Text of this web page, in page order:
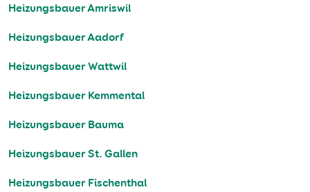
Heizungsbauer Amriswil
Heizungsbauer Aadorf
Heizungsbauer Wattwil
Heizungsbauer Kemmental
Heizungsbauer Bauma
Heizungsbauer St. Gallen
Heizungsbauer Fischenthal